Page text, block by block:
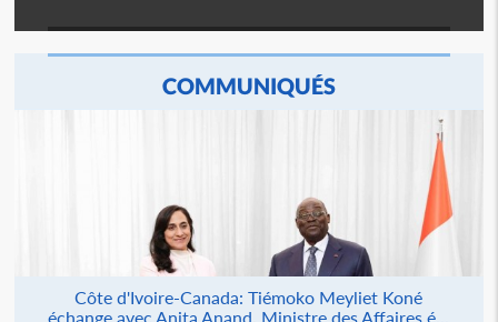
COMMUNIQUÉS
Côte d'Ivoire-Canada: Tiémoko Meyliet Koné
échange avec Anita Anand, Ministre des Affaires é...